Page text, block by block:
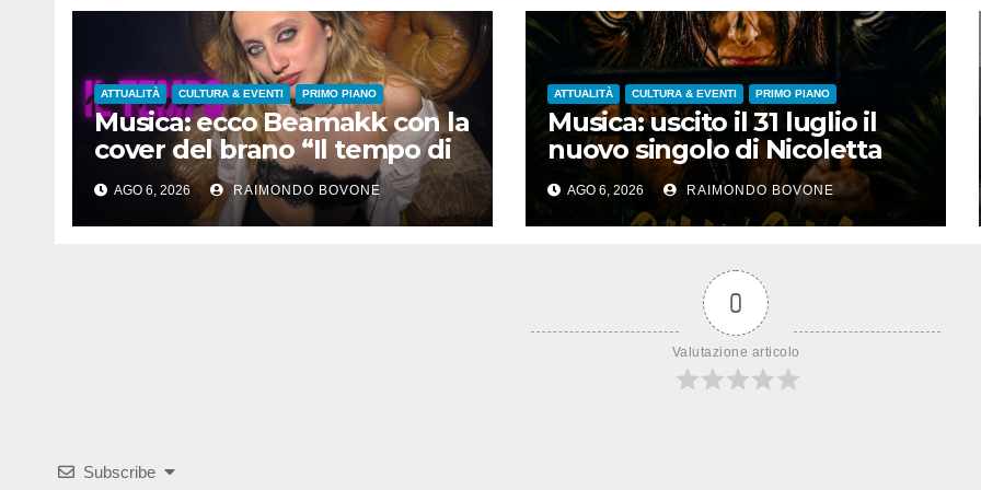
ATTUALITÀ CULTURA & EVENTI PRIMO PIANO
Musica: ecco Beamakk con la
cover del brano “Il tempo di
morire” di Battisti
AGO 6, 2026 RAIMONDO BOVONE
ATTUALITÀ CULTURA & EVENTI PRIMO PIANO
Musica: uscito il 31 luglio il
nuovo singolo di Nicoletta
Pedrini, ‘Giungla’
AGO 6, 2026 RAIMONDO BOVONE
0
Valutazione articolo
Subscribe